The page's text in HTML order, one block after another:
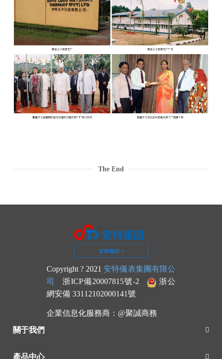
The End
Copyright ? 2021安特儀表集團有限公
司
浙ICP備20007815號-2
浙公
網安備 33112102000141號
企業信息化服務商： @聚誠商務
關于我們
產品中心